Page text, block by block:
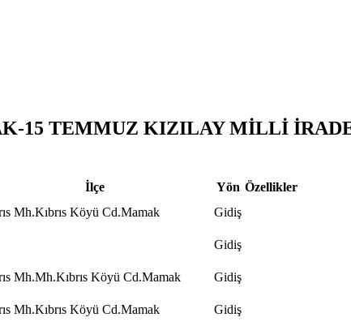
15 TEMMUZ KIZILAY MİLLİ
İlçe Yön Özellikler
Mh.Kıbrıs Köyü Cd.Mamak Gidiş
Gidiş
Mh.Mh.Kıbrıs Köyü Cd.Mamak Gidiş
Mh.Kıbrıs Köyü Cd.Mamak Gidiş